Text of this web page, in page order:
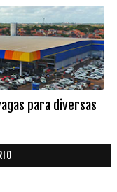
para diversas